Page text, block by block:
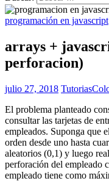
programación en javascript
arrays +
perforacion)
julio 27, 2018
El problema planteado
consultar las tarjetas de
empleados. Suponga que
orden desde uno hasta
aleatorios (0,1) y luego
perforación del empleado
empleado tiene como